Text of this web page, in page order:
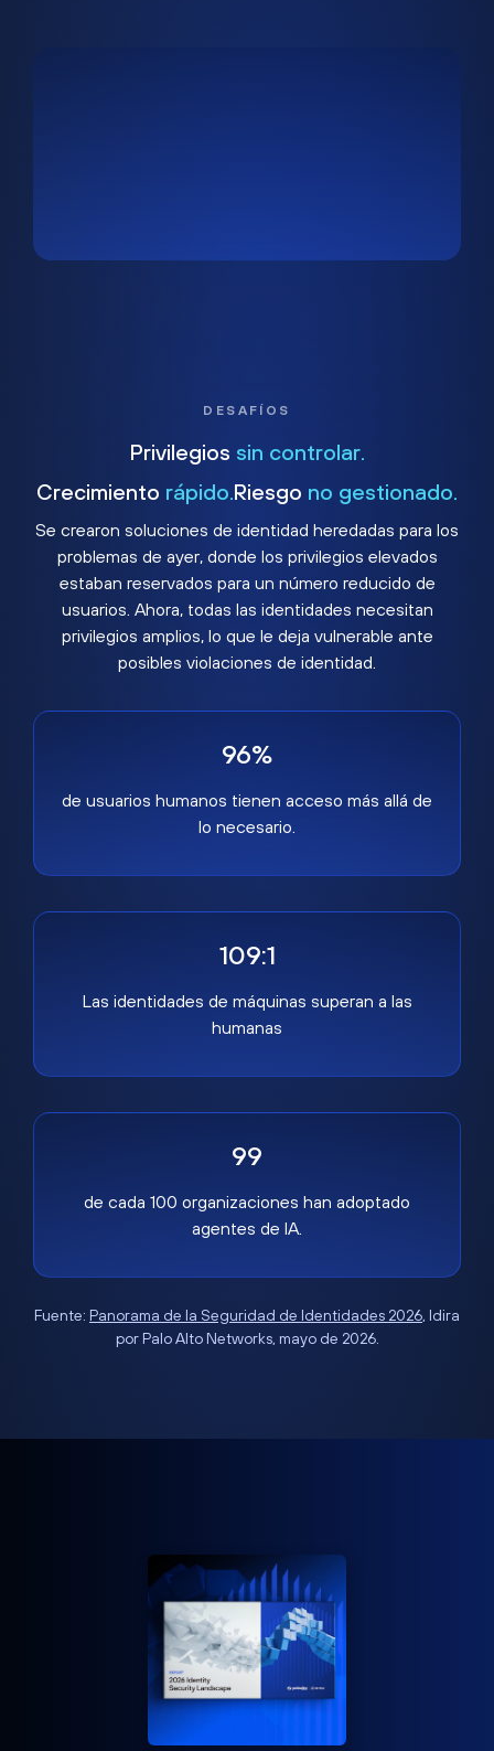
DESAFÍOS
Privilegios sin controlar.
Crecimiento rápido. Riesgo no gestionado.
Se crearon soluciones de identidad heredadas para los
problemas de ayer, donde los privilegios elevados
estaban reservados para un número reducido de
usuarios. Ahora, todas las identidades necesitan
privilegios amplios, lo que le deja vulnerable ante
posibles violaciones de identidad.
96%
de usuarios humanos tienen acceso más allá de
lo necesario.
109:1
Las identidades de máquinas superan a las
humanas
99
de cada 100 organizaciones han adoptado
agentes de IA.
Fuente: Panorama de la Seguridad de Identidades 2026, Idira
por Palo Alto Networks, mayo de 2026.